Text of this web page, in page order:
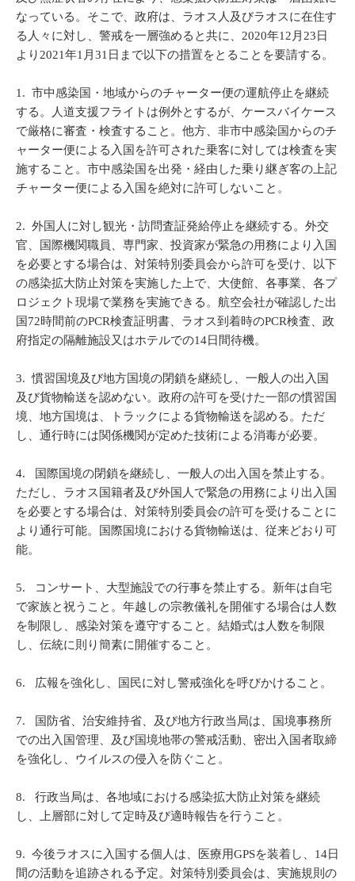
なっている。そこで、政府は、ラオス人及びラオスに在住す
る人々に対し、警戒を一層強めると共に、2020年12月23日
より2021年1月31日まで以下の措置をとることを要請する。
1. 市中感染国・地域からのチャーター便の運航停止を継続
する。人道支援フライトは例外とするが、ケースバイケース
で厳格に審査・検査すること。他方、非市中感染国からのチ
ャーター便による入国を許可された乗客に対しては検査を実
施すること。市中感染国を出発・経由した乗り継ぎ客の上記
チャーター便による入国を絶対に許可しないこと。
2. 外国人に対し観光・訪問査証発給停止を継続する。外交
官、国際機関職員、専門家、投資家が緊急の用務により入国
を必要とする場合は、対策特別委員会から許可を受け、以下
の感染拡大防止対策を実施した上で、大使館、各事業、各プ
ロジェクト現場で業務を実施できる。航空会社が確認した出
国72時間前のPCR検査証明書、ラオス到着時のPCR検査、政
府指定の隔離施設又はホテルでの14日間待機。
3. 慣習国境及び地方国境の閉鎖を継続し、一般人の出入国
及び貨物輸送を認めない。政府の許可を受けた一部の慣習国
境、地方国境は、トラックによる貨物輸送を認める。ただ
し、通行時には関係機関が定めた技術による消毒が必要。
4. 国際国境の閉鎖を継続し、一般人の出入国を禁止する。
ただし、ラオス国籍者及び外国人で緊急の用務により出入国
を必要とする場合は、対策特別委員会の許可を受けることに
より通行可能。国際国境における貨物輸送は、従来どおり可
能。
5. コンサート、大型施設での行事を禁止する。新年は自宅
で家族と祝うこと。年越しの宗教儀礼を開催する場合は人数
を制限し、感染対策を遵守すること。結婚式は人数を制限
し、伝統に則り簡素に開催すること。
6. 広報を強化し、国民に対し警戒強化を呼びかけること。
7. 国防省、治安維持省、及び地方行政当局は、国境事務所
での出入国管理、及び国境地帯の警戒活動、密出入国者取締
を強化し、ウイルスの侵入を防ぐこと。
8. 行政当局は、各地域における感染拡大防止対策を継続
し、上層部に対して定時及び適時報告を行うこと。
9. 今後ラオスに入国する個人は、医療用GPSを装着し、14日
間の活動を追跡される予定。対策特別委員会は、実施規則の